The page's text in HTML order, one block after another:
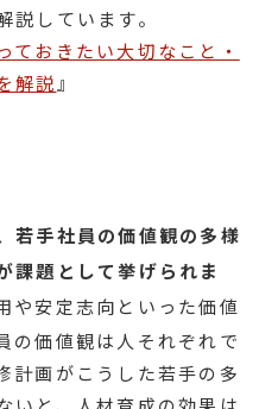
説しています。
ておきたい大切なこと・
解説 』
若手社員の価値観の多様
課題として挙げられま
や安定志向といった価値
の価値観は人それぞれで
計画がこうした若手の多